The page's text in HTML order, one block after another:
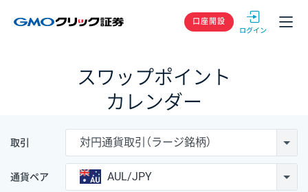
GMOクリック
口座開設
スワップポイント
カレンダー
取引 対円通貨取引（ラージ銘柄）
通貨ペア AUL/JPY